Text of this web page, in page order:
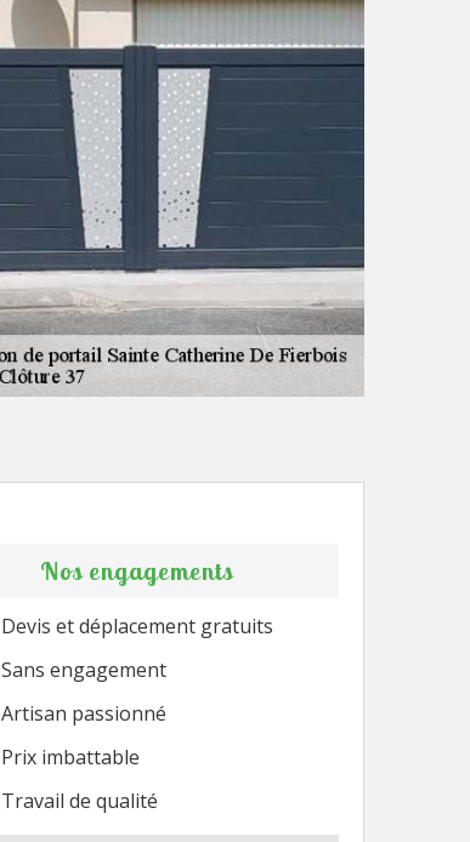
Nos engagements
Devis et déplacement gratuits
Sans engagement
Artisan passionné
Prix imbattable
Travail de qualité